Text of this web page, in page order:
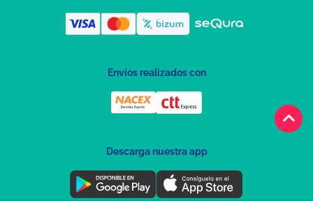
keyboard_arrow_up
Envíos realizados con
Descarga nuestra app